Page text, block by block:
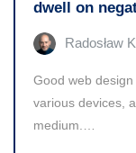
dwell on
Radosław
Good web
various devices,
medium.…